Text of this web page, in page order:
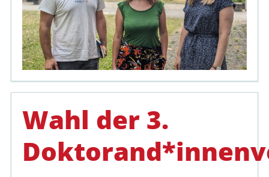
Mathematik / Naturwissenschaften
Informatik
Interdisziplinäres Forschungs-,
Personalentwicklungszentrum
Wahl der 3.